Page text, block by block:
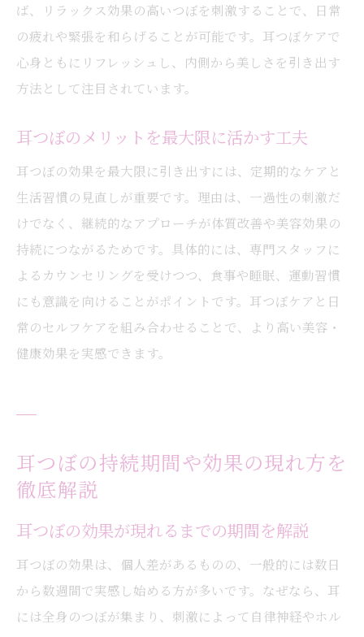
ば、リラックス効果の高いつぼを刺激することで、日常
の疲れや緊張を和らげることが可能です。耳つぼケアで
心身ともにリフレッシュし、内側から美しさを引き出す
方法として注目されています。
耳つぼのメリットを最大限に活かす工夫
耳つぼの効果を最大限に引き出すには、定期的なケアと
生活習慣の見直しが重要です。理由は、一過性の刺激だ
けでなく、継続的なアプローチが体質改善や美容効果の
持続につながるためです。具体的には、専門スタッフに
よるカウンセリングを受けつつ、食事や睡眠、運動習慣
にも意識を向けることがポイントです。耳つぼケアと日
常のセルフケアを組み合わせることで、より高い美容・
健康効果を実感できます。
耳つぼの持続期間や効果の現れ方を
徹底解説
耳つぼの効果が現れるまでの期間を解説
耳つぼの効果は、個人差があるものの、一般的には数日
から数週間で実感し始める方が多いです。なぜなら、耳
には全身のつぼが集まり、刺激によって自律神経やホル